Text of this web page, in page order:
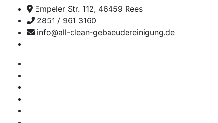
Empeler Str. 112, 46459 Rees
2851 / 961 3160
info@all-clean-gebaeudereinigung.de